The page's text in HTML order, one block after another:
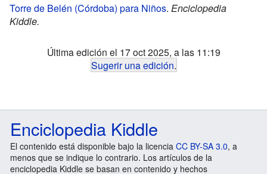
Torre de Belén (Córdoba) para Niños. Enciclopedia
Kiddle.
Última edición el 17 oct 2025, a las 11:19
Sugerir una edición.
Enciclopedia Kiddle
El contenido está disponible bajo la licencia CC BY-SA 3.0, a
menos que se indique lo contrario. Los artículos de la
enciclopedia Kiddle se basan en contenido y hechos